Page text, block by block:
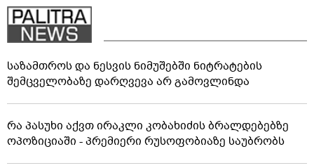
საზამთროს და ნესვის ნიმუშებში ნიტრატების
შემცველობაზე დარღვევა არ გამოვლინდა
რა პასუხი აქვთ ირაკლი კობახიძის ბრალდებებზე
ოპოზიციაში - პრემიერი რუსოფობიაზე საუბრობს